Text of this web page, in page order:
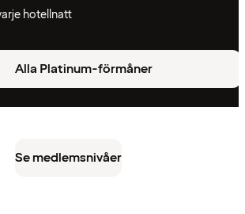
hotellnatt
Alla Platinum-förmåner
Se medlemsnivåer